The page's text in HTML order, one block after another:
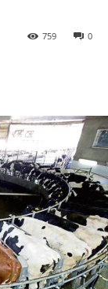
0
759